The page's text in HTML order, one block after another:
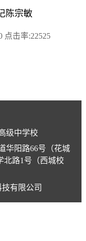
陈宗敏
点击率:22525
级中学校
华阳路66号（花城
北路1号（西城校
有限公司